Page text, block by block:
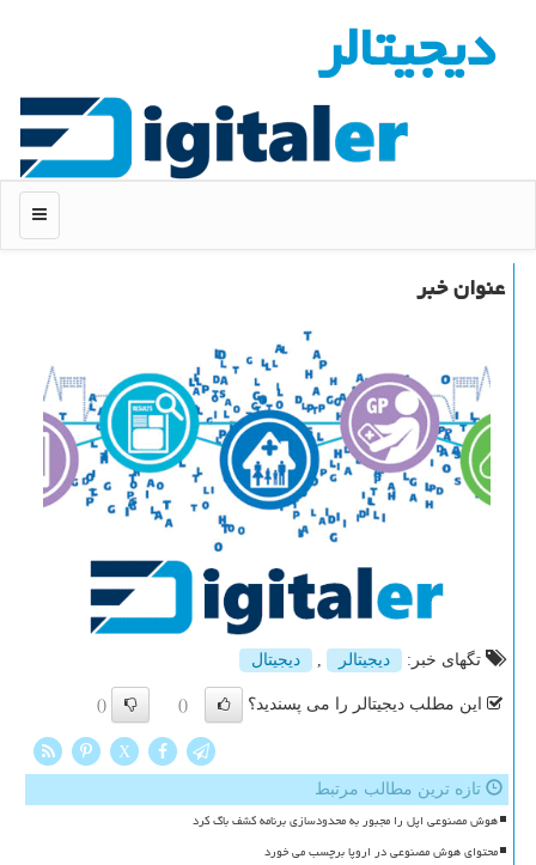
دیجیتالر
منو
عنوان خبر
تگهای خبر: دیجیتالر دیجیتال
این مطلب دیجیتالر را می پسندید؟ ()
()
X
تازه ترین مطالب مرتبط
هوش مصنوعی اپل را مجبور به محدودسازی برنامه کشف باگ کرد
محتوای هوش مصنوعی در اروپا برچسب می خورد